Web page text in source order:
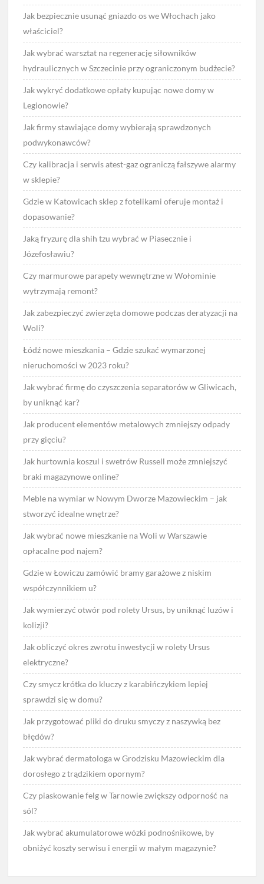
Jak bezpiecznie usunąć gniazdo os we Włochach jako
właściciel?
Jak wybrać warsztat na regenerację siłowników
hydraulicznych w Szczecinie przy ograniczonym budżecie?
Jak wykryć dodatkowe opłaty kupując nowe domy w
Legionowie?
Jak firmy stawiające domy wybierają sprawdzonych
podwykonawców?
Czy kalibracja i serwis atest-gaz ograniczą fałszywe alarmy
w sklepie?
Gdzie w Katowicach sklep z fotelikami oferuje montaż i
dopasowanie?
Jaką fryzurę dla shih tzu wybrać w Piasecznie i
Józefosławiu?
Czy marmurowe parapety wewnętrzne w Wołominie
wytrzymają remont?
Jak zabezpieczyć zwierzęta domowe podczas deratyzacji na
Woli?
Łódź nowe mieszkania – Gdzie szukać wymarzonej
nieruchomości w 2023 roku?
Jak wybrać firmę do czyszczenia separatorów w Gliwicach,
by uniknąć kar?
Jak producent elementów metalowych zmniejszy odpady
przy gięciu?
Jak hurtownia koszul i swetrów Russell może zmniejszyć
braki magazynowe online?
Meble na wymiar w Nowym Dworze Mazowieckim – jak
stworzyć idealne wnętrze?
Jak wybrać nowe mieszkanie na Woli w Warszawie
opłacalne pod najem?
Gdzie w Łowiczu zamówić bramy garażowe z niskim
współczynnikiem u?
Jak wymierzyć otwór pod rolety Ursus, by uniknąć luzów i
kolizji?
Jak obliczyć okres zwrotu inwestycji w rolety Ursus
elektryczne?
Czy smycz krótka do kluczy z karabińczykiem lepiej
sprawdzi się w domu?
Jak przygotować pliki do druku smyczy z naszywką bez
błędów?
Jak wybrać dermatologa w Grodzisku Mazowieckim dla
dorosłego z trądzikiem opornym?
Czy piaskowanie felg w Tarnowie zwiększy odporność na
sól?
Jak wybrać akumulatorowe wózki podnośnikowe, by
obniżyć koszty serwisu i energii w małym magazynie?